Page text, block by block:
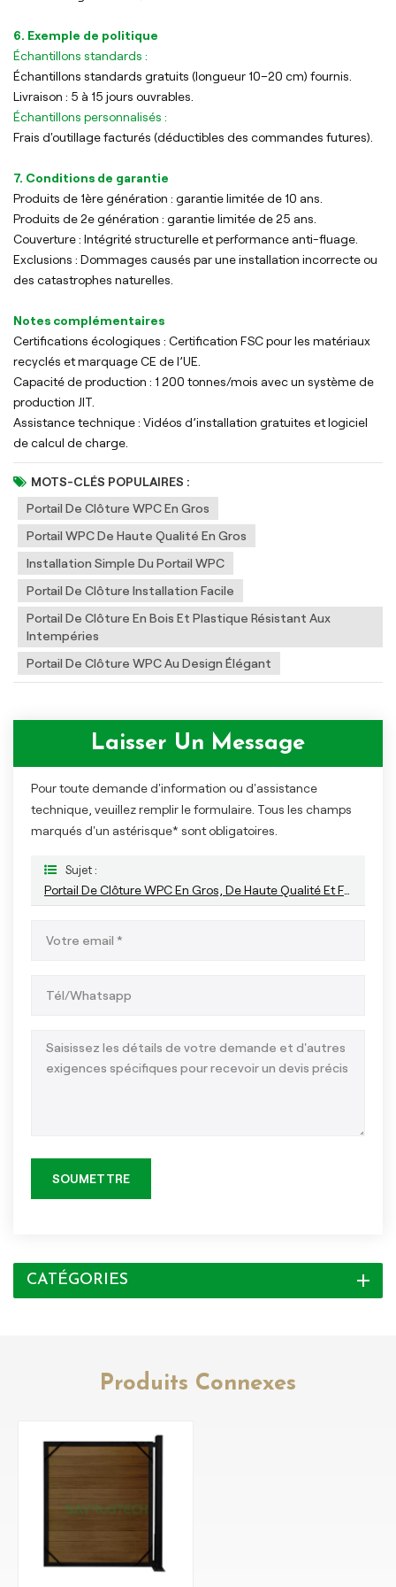
6. Exemple de politique
Échantillons standards :
Échantillons standards gratuits (longueur 10–20 cm) fournis.
Livraison : 5 à 15 jours ouvrables.
Échantillons personnalisés :
Frais d'outillage facturés (déductibles des commandes futures).
7. Conditions de garantie
Produits de 1ère génération : garantie limitée de 10 ans.
Produits de 2e génération : garantie limitée de 25 ans.
Couverture : Intégrité structurelle et performance anti-fluage.
Exclusions : Dommages causés par une installation incorrecte ou
des catastrophes naturelles.
Notes complémentaires
Certifications écologiques : Certification FSC pour les matériaux
recyclés et marquage CE de l’UE.
Capacité de production : 1 200 tonnes/mois avec un système de
production JIT.
Assistance technique : Vidéos d’installation gratuites et logiciel
de calcul de charge.
MOTS-CLÉS POPULAIRES :
Portail De Clôture WPC En Gros
Portail WPC De Haute Qualité En Gros
Installation Simple Du Portail WPC
Portail De Clôture Installation Facile
Portail De Clôture En Bois Et Plastique Résistant Aux
Intempéries
Portail De Clôture WPC Au Design Élégant
Laisser Un Message
Pour toute demande d'information ou d'assistance
technique, veuillez remplir le formulaire. Tous les champs
marqués d'un astérisque* sont obligatoires.
Sujet :
SOUMETTRE
CATÉGORIES
Produits Connexes